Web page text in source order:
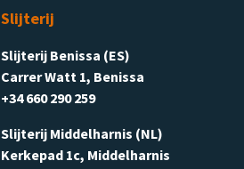
Slijterij
Slijterij Benissa (ES)
Carrer Watt 1, Benissa
+34 660 290 259
Slijterij Middelharnis (NL)
Kerkepad 1c, Middelharnis